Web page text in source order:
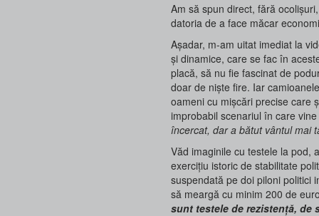
Am să spun direct, fără
datoria de a face măcar
Așadar, m-am uitat imediat la
și dinamice, care se fac în
placă, să nu fie fascinat de
doar de niște fire. Iar
oameni cu mișcări precise care
improbabil scenariul în care
încercat, dar a bătut vântul mai
Văd imaginile cu testele la pod,
exercițiu istoric de stabilitate
suspendată pe doi piloni politici
să meargă cu minim 200 de
sunt testele de rezistență, de